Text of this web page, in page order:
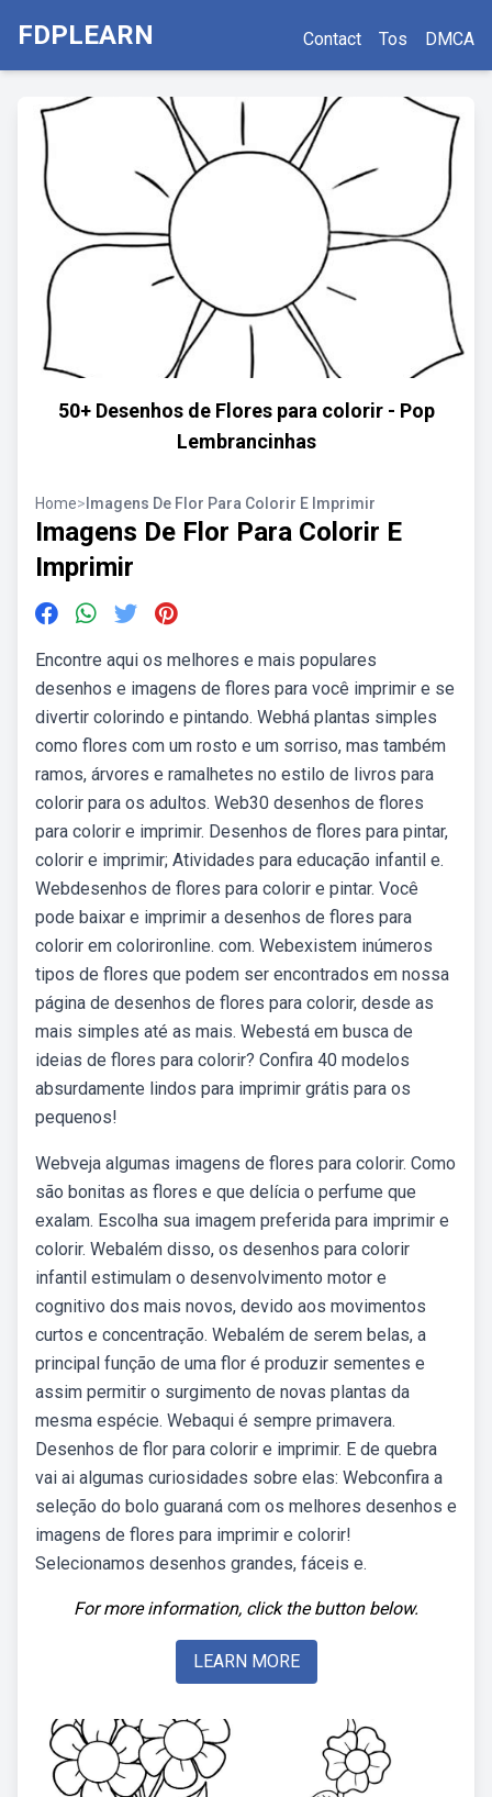
FDPLEARN Contact Tos DMCA
50+ Desenhos de Flores para colorir - Pop
Lembrancinhas
Home> Imagens De Flor Para Colorir E Imprimir
Imagens De Flor Para Colorir E
Imprimir
Encontre aqui os melhores e mais populares
desenhos e imagens de flores para você imprimir e se
divertir colorindo e pintando. Webhá plantas simples
como flores com um rosto e um sorriso, mas também
ramos, árvores e ramalhetes no estilo de livros para
colorir para os adultos. Web30 desenhos de flores
para colorir e imprimir. Desenhos de flores para pintar,
colorir e imprimir; Atividades para educação infantil e.
Webdesenhos de flores para colorir e pintar. Você
pode baixar e imprimir a desenhos de flores para
colorir em colorironline. com. Webexistem inúmeros
tipos de flores que podem ser encontrados em nossa
página de desenhos de flores para colorir, desde as
mais simples até as mais. Webestá em busca de
ideias de flores para colorir? Confira 40 modelos
absurdamente lindos para imprimir grátis para os
pequenos!
Webveja algumas imagens de flores para colorir. Como
são bonitas as flores e que delícia o perfume que
exalam. Escolha sua imagem preferida para imprimir e
colorir. Webalém disso, os desenhos para colorir
infantil estimulam o desenvolvimento motor e
cognitivo dos mais novos, devido aos movimentos
curtos e concentração. Webalém de serem belas, a
principal função de uma flor é produzir sementes e
assim permitir o surgimento de novas plantas da
mesma espécie. Webaqui é sempre primavera.
Desenhos de flor para colorir e imprimir. E de quebra
vai ai algumas curiosidades sobre elas: Webconfira a
seleção do bolo guaraná com os melhores desenhos e
imagens de flores para imprimir e colorir!
Selecionamos desenhos grandes, fáceis e.
For more information, click the button below.
LEARN MORE